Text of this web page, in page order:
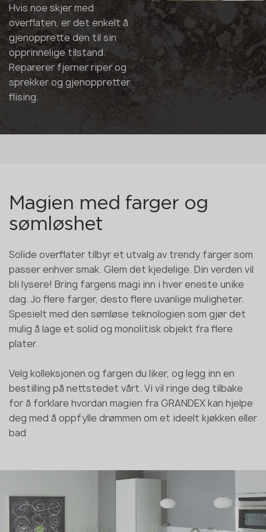
Hvis noe skjer med
overflaten, er det enkelt å
gjenopprette den til sin
opprinnelige tilstand.
Reparerer fjerner riper og
sprekker og gjenoppretter
flising.
Magien med farger og
sømløshet
Solide overflater tilbyr et utvalg av trendy farger som
passer enhver smak. Glem det kjedelige. Din verden vil
bli lysere! Bring fargens magi inn i hver eneste unike
dag. Jo flere farger, desto flere uvanlige muligheter.
Spesielt med den sømløse teknologien som gjør det
mulig å lage et solid og monolitisk objekt fra flere
plater.
Velg kolleksjonen og fargen du liker, og legg inn en
bestilling på nettstedet vårt. Vi vil ringe deg tilbake
for å forklare hvordan magien fra GRANDEX kan hjelpe
deg med å oppfylle drømmen om et ideelt kjøkken eller
bad